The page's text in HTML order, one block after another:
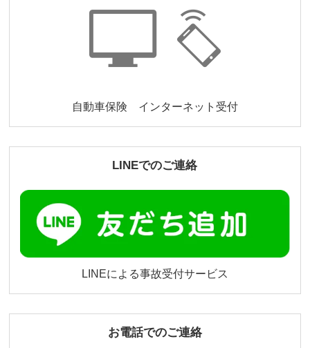
自動車保険 インターネット受付
LINEでのご連絡
LINEによる事故受付サービス
お電話でのご連絡